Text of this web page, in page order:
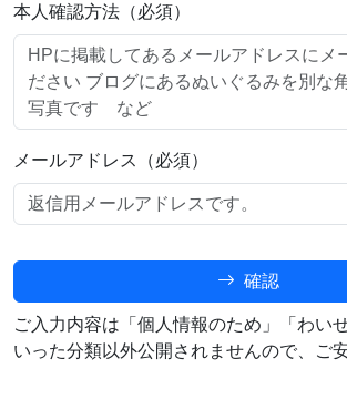
本人確認方法（必須）
メールアドレス（必須）
確認
ご入力内容は「個人情報のため」「わい
いった分類以外公開されませんので、ご